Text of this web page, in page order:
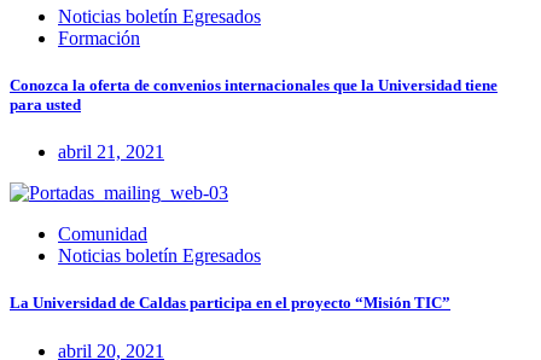
Noticias boletín Egresados
Formación
Conozca la oferta de convenios internacionales que la Universidad tiene
para usted
abril 21, 2021
Comunidad
Noticias boletín Egresados
La Universidad de Caldas participa en el proyecto “Misión TIC”
abril 20, 2021